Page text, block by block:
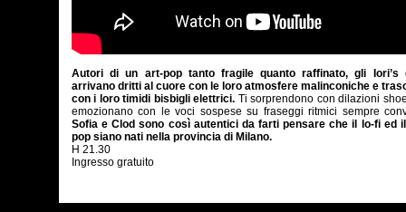
Autori di un art-pop tanto fragile quanto raffinato, gli Iori’s
arrivano dritti al cuore con le loro atmosfere malinconiche e
con i loro timidi bisbigli elettrici. Ti sorprendono con dilazioni
emozionano con le voci sospese su fraseggi ritmici sempre
Sofia e Clod sono così autentici da farti pensare che il lo-fi ed
pop siano nati nella provincia di Milano.
H 21.30
Ingresso gratuito